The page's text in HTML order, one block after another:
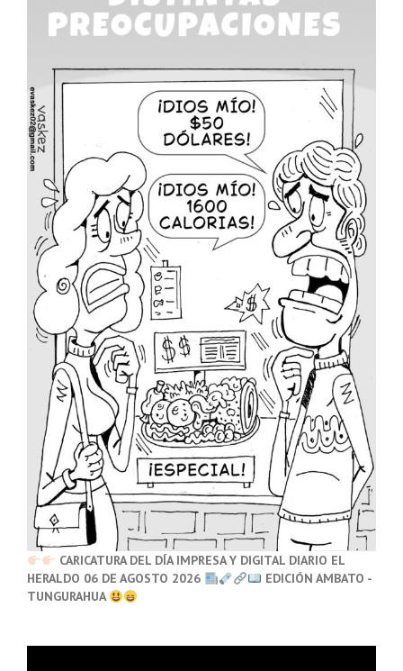
CARICATURA DEL DÍA IMPRESA Y DIGITAL DIARIO EL
HERALDO 06 DE AGOSTO 2026
EDICIÓN AMBATO -
TUNGURAHUA